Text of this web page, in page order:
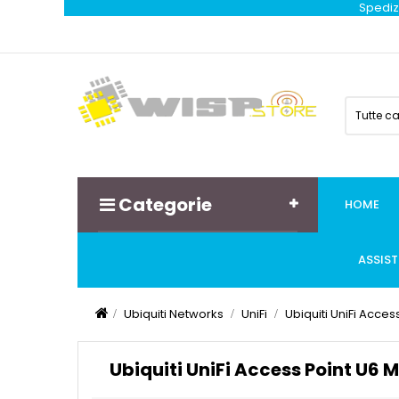
Tutte
Categorie HOME
Ubiquiti Networks UniFi Ubiquiti UniFi
Ubiquiti UniFi Access Point U6